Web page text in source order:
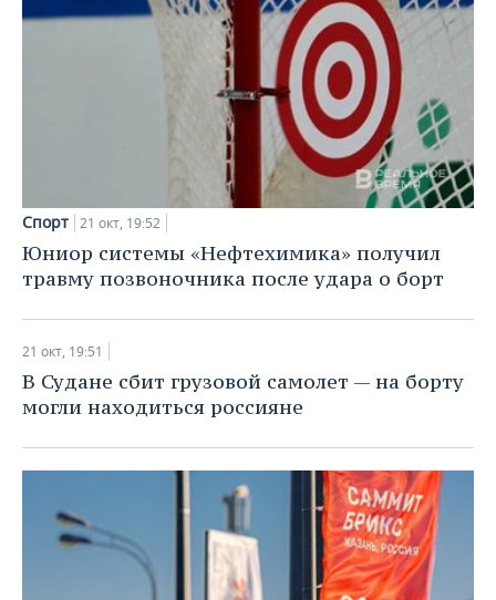
Спорт 21 окт, 19:52
Юниор системы «Нефтехимика» получил
травму позвоночника после удара о борт
21 окт, 19:51
В Судане сбит грузовой самолет — на борту
могли находиться россияне